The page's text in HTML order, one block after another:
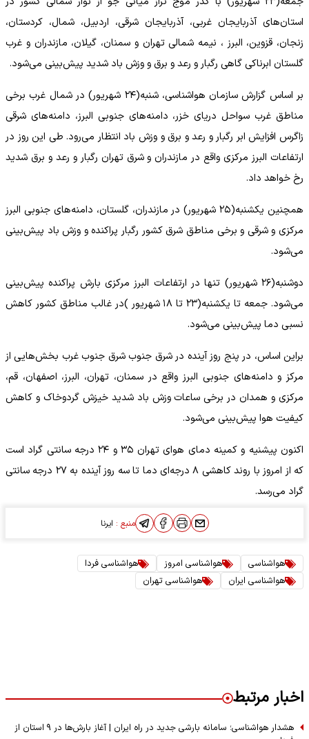
استان‌های آذربایجان غربی، آذربایجان شرقی، اردبیل، شمال، کردستان،
زنجان، قزوین، البرز ، نیمه شمالی تهران و سمنان، گیلان، مازندران و غرب
گلستان ابرناکی گاهی رگبار و رعد و برق و وزش باد شدید پیش‌بینی می‌شود.
بر اساس گزارش سازمان هواشناسی، شنبه(۲۴ شهریور) در شمال غرب برخی
مناطق غرب سواحل دریای خزر، دامنه‌های جنوبی البرز، دامنه‌های شرقی
زاگرس افزایش ابر رگبار و رعد و برق و وزش باد انتظار می‌رود. طی این روز در
ارتفاعات البرز مرکزی واقع در مازندران و شرق تهران رگبار و رعد و برق شدید
رخ خواهد داد.
همچنین یکشنبه(۲۵ شهریور) در مازندران، گلستان، دامنه‌های جنوبی البرز
مرکزی و شرقی و برخی مناطق شرق کشور رگبار پراکنده و وزش باد پیش‌بینی
می‌شود.
دوشنبه(۲۶ شهریور) تنها در ارتفاعات البرز مرکزی بارش پراکنده پیش‌بینی
می‌شود. جمعه تا یکشنبه(۲۳ تا ۱۸ شهریور )در غالب مناطق کشور کاهش
نسبی دما پیش‌بینی می‌شود.
براین اساس، در پنج روز آینده در شرق جنوب شرق جنوب غرب بخش‌هایی از
مرکز و دامنه‌های جنوبی البرز واقع در سمنان، تهران، البرز، اصفهان، قم،
مرکزی و همدان در برخی ساعات وزش باد شدید خیزش گردوخاک و کاهش
کیفیت هوا پیش‌بینی می‌شود.
اکنون پیشنیه و کمینه دمای هوای تهران ۳۵ و ۲۴ درجه سانتی گراد است
که از امروز با روند کاهشی ۸ درجه‌ای دما تا سه روز آینده به ۲۷ درجه سانتی
گراد می‌رسد.
منبع : ایرنا
هواشناسی هواشناسی امروز
هواشناسی فردا
هواشناسی ایران
هواشناسی تهران
اخبار مرتبط
هشدار هواشناسی؛ سامانه بارشی جدید در راه ایران | آغاز بارش‌ها در ۹ استان از